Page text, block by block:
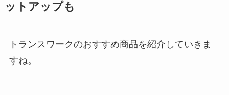
ットアップも
トランスワークのおすすめ商品を紹介していきま
すね。